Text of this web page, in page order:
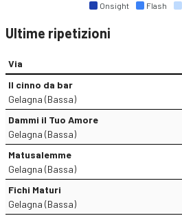
Onsight Flash
Ultime ripetizioni
Via
Il cinno da bar
Gelagna (Bassa)
Dammi il Tuo Amore
Gelagna (Bassa)
Matusalemme
Gelagna (Bassa)
Fichi Maturi
Gelagna (Bassa)